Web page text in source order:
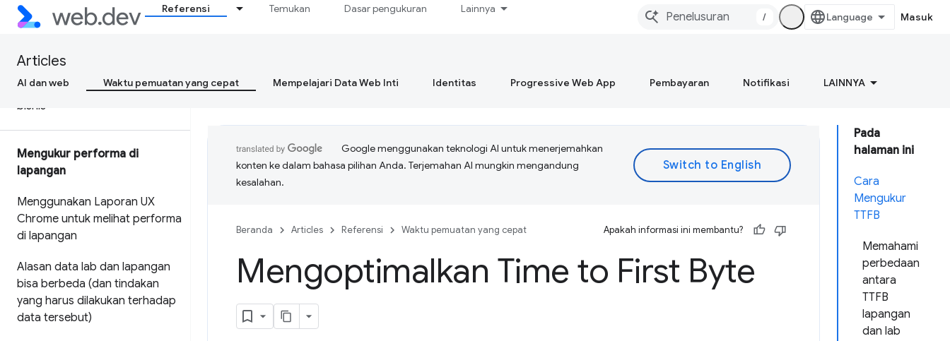
Referensi Temukan Dasar pengukuran Lainnya
/ Masuk
Articles
AI dan web Waktu pemuatan yang cepat Mempelajari Data Web Inti Identitas Progressive Web App Pembayaran Notifikasi LAINNYA
Alur kerja Data Web Inti dengan
untuk pengambil keputusan
bisnis
Mengukur performa di
lapangan
Menggunakan Laporan UX
Chrome untuk melihat performa
di lapangan
Alasan data lab dan lapangan
bisa berbeda (dan tindakan
yang harus dilakukan terhadap
data tersebut)
Pada
halaman ini
Cara
Mengukur
TTFB
Memahami
perbedaan
antara
TTFB
lapangan
dan lab
Google menggunakan teknologi AI untuk menerjemahkan
konten ke dalam bahasa pilihan Anda. Terjemahan AI mungkin mengandung
kesalahan.
Beranda Articles Referensi Waktu pemuatan yang cepat Apakah informasi ini membantu?
Mengoptimalkan Time to First Byte